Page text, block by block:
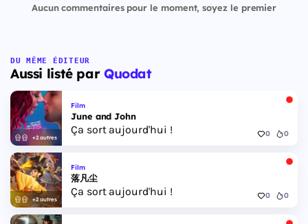
Aucun commentaires pour le moment, soyez le premier
DU MÊME ÉDITEUR
Aussi listé par Quodat
+2 autres
Film
June and John
Ça sort aujourd'hui ! 0 0
+2 autres
Film
落凡尘
Ça sort aujourd'hui ! 0 0